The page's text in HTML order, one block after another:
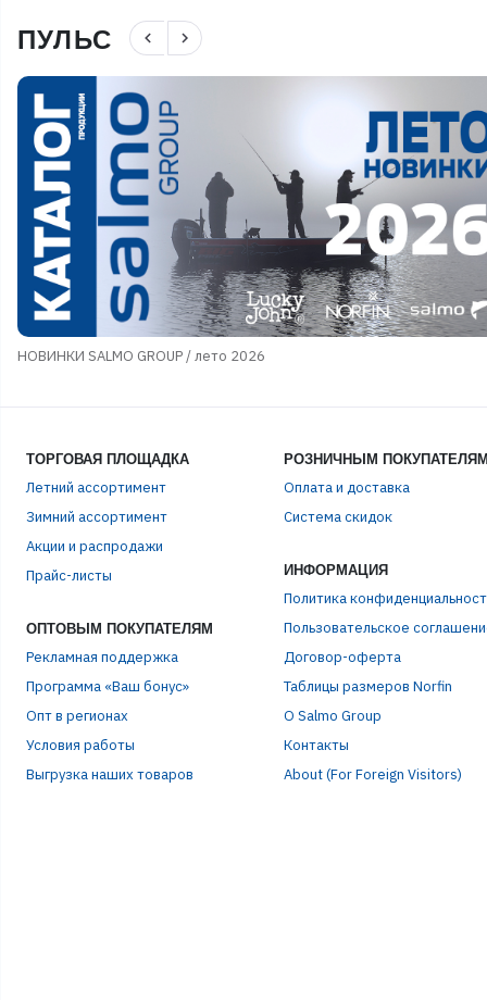
ПУЛЬС navigate_before navigate_next
НОВИНКИ SALMO GROUP / лето 2026
ТОРГОВАЯ ПЛОЩАДКА
Летний ассортимент
Зимний ассортимент
Акции и распродажи
Прайс-листы
ОПТОВЫМ ПОКУПАТЕЛЯМ
Рекламная поддержка
Программа «Ваш бонус»
Опт в регионах
Условия работы
Выгрузка наших товаров
РОЗНИЧНЫМ
Оплата и доставка
Система скидок
ИНФОРМАЦИЯ
Политика
Пользовательское
Договор-оферта
Таблицы размеров Norfin
О Salmo Group
Контакты
About (For Foreign Visitors)